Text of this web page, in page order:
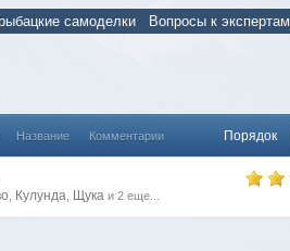
самоделки Вопросы к экспертам
Название Комментарии Порядок
Кулунда Щука и 2 еще...